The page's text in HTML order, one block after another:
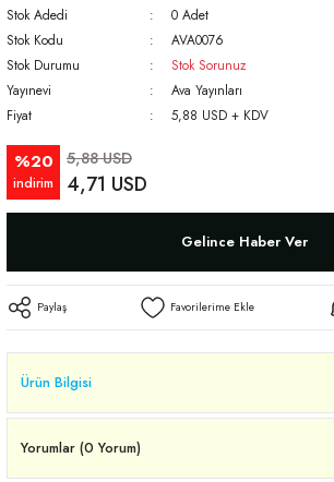
Stok Adedi
0 Adet
Stok Kodu
AVA0076
Stok Durumu
Stok Sorunuz
Yayınevi
Ava Yayınları
Fiyat
5,88 USD + KDV
%20
indirim
5,88 USD
4,71 USD
Gelince Haber Ver
Paylaş
Ürün Bilgisi
Yorumlar (0 Yorum)